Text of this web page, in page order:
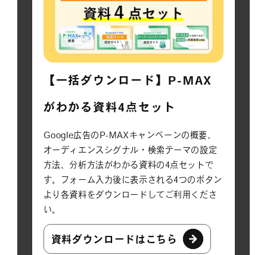
【一括ダウンロード】P-MAX
がわかる資料4点セット
Google広告のP-MAXキャンペーンの概要、
オーディエンスシグナル・検索テーマの設定
方法、分析方法がわかる資料の4点セットで
す。フォーム入力後に表示される4つのボタン
より各資料をダウンロードしてご利用くださ
い。
資料ダウンロードはこちら